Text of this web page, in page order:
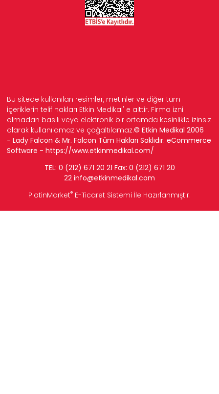
Bu sitede kullanılan resimler, metinler ve diğer tüm
içeriklerin telif hakları Etkin Medikal' e aittir. Firma izni
olmadan basılı veya elektronik bir ortamda kesinlikle izinsiz
olarak kullanılamaz ve çoğaltılamaz.© Etkin Medikal 2006
- Lady Falcon & Mr. Falcon Tüm Hakları Saklıdır. eCommerce
Software - https://www.etkinmedikal.com/
TEL: 0 (212) 671 20 21 Fax: 0 (212) 671 20
22 info@etkinmedikal.com
PlatinMarket® E-Ticaret Sistemi İle Hazırlanmıştır.